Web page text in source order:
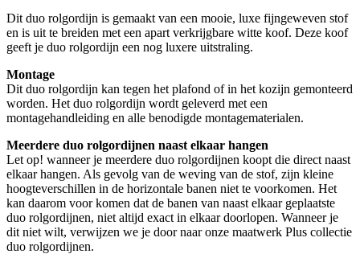
Dit duo rolgordijn is gemaakt van een mooie, luxe fijngeweven stof
en is uit te breiden met een apart verkrijgbare witte koof. Deze koof
geeft je duo rolgordijn een nog luxere uitstraling.
Montage
Dit duo rolgordijn kan tegen het plafond of in het kozijn gemonteerd
worden. Het duo rolgordijn wordt geleverd met een
montagehandleiding en alle benodigde montagematerialen.
Meerdere duo rolgordijnen naast elkaar hangen
Let op! wanneer je meerdere duo rolgordijnen koopt die direct naast
elkaar hangen. Als gevolg van de weving van de stof, zijn kleine
hoogteverschillen in de horizontale banen niet te voorkomen. Het
kan daarom voor komen dat de banen van naast elkaar geplaatste
duo rolgordijnen, niet altijd exact in elkaar doorlopen. Wanneer je
dit niet wilt, verwijzen we je door naar onze maatwerk Plus collectie
duo rolgordijnen.